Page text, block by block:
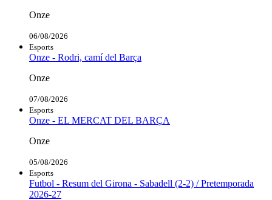
Onze
06/08/2026
Esports
Onze - Rodri, camí del Barça
Onze
07/08/2026
Esports
Onze - EL MERCAT DEL BARÇA
Onze
05/08/2026
Esports
Futbol - Resum del Girona - Sabadell (2-2) / Pretemporada
2026-27